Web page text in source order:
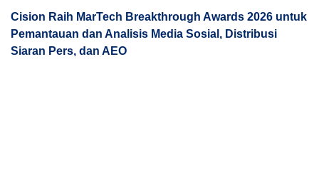
Cision Raih MarTech Breakthrough Awards 2026 untuk
Pemantauan dan Analisis Media Sosial, Distribusi
Siaran Pers, dan AEO